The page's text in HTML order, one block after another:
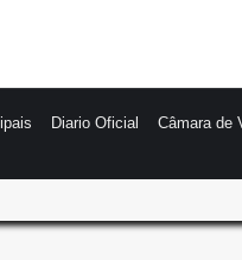
Diario Oficial Câmara de